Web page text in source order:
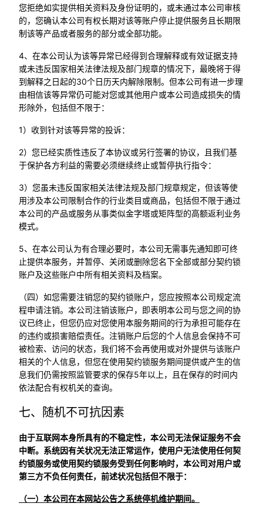
您拒绝如实提供相关资料及身份证明的，或未通过本公司审核
的，您确认本公司有权长期对该等账户停止提供服务且长期限
制该等产品或者服务的部分或全部功能。
4、在本公司认为该等异常已经得到合理解释或有效证据支持
或未违反国家相关法律法规及部门规章的情况下，最晚将于得
到解释之日起的30个日历天内解除限制。但本公司有进一步理
由相信该等异常仍可能对您或其他用户或本公司造成损失的情
形除外，包括但不限于：
1）收到针对该等异常的投诉：
2）您已经实质性违反了本协议或另行签署的协议，且我们基
于保护各方利益的需要必须继续终止或暂停执行指令：
3）您虽未违反国家相关法律法规及部门规章规定，但该等使
用涉及本公司限制合作的行业类目或商品，包括但不限于通过
本公司的产品或服务从事类似金字塔或矩阵型的高额返利业务
模式。
5、在本公司认为有合理必要时，本公司无需事先通知即可终
止提供本服务，并暂停、关闭或删除您名下全部或部分契约锁
账户及这些账户中所有相关资料及档案。
（四）如您需要注销您的契约锁账户，您应按照本公司规定流
程申请注销。本公司注销该账户，即表明本公司与您之间的协
议已终止，但您仍应对您使用本服务期间的行为承担可能存在
的违约或损害赔偿责任。注销账户后您的个人信息会保持不可
被检索、访问的状态，我们将不会再使用或对外提供与该账户
相关的个人信息，但您在使用契约锁服务期间提供或产生的信
息我们仍需按照监管要求的保存5年以上，且在保存的时间内
依法配合有权机关的查询。
七、随机不可抗因素
由于互联网本身所具有的不稳定性，本公司无法保证服务不会
中断。系统因有关状况无法正常运作，使用户无法使用任何契
约锁服务或使用契约锁服务受到任何影响时，本公司对用户或
第三方不负任何责任，前述状况包括但不限于：
（一）本公司在本网站公告之系统停机维护期间。